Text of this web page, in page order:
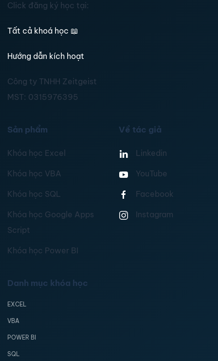
Click đăng ký học tại:
Tất cả khoá học 📖
Hướng dẫn kích hoạt
Công ty TNHH Zeitgeist
MST: 0315976395
Sản phẩm
Khóa học Excel
Khóa học VBA
Khóa học SQL
Khóa học Google Apps
Script
Khóa học Power BI
Về tác giả
Linkedin
YouTube
Facebook
Instagram
Danh mục khóa học
EXCEL
VBA
POWER BI
SQL